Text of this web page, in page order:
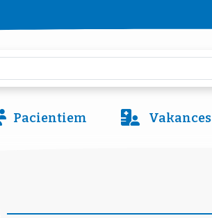
Pacientiem Vakances